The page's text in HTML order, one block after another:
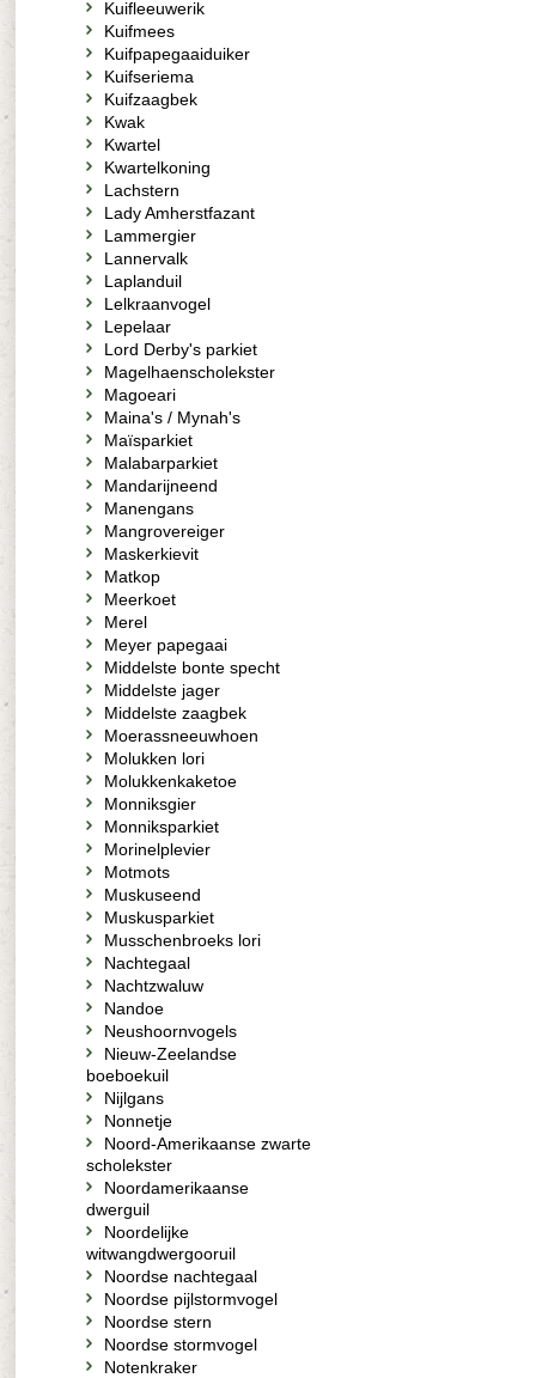
Kuifleeuwerik
Kuifmees
Kuifpapegaaiduiker
Kuifseriema
Kuifzaagbek
Kwak
Kwartel
Kwartelkoning
Lachstern
Lady Amherstfazant
Lammergier
Lannervalk
Laplanduil
Lelkraanvogel
Lepelaar
Lord Derby's parkiet
Magelhaenscholekster
Magoeari
Maina's / Mynah's
Maïsparkiet
Malabarparkiet
Mandarijneend
Manengans
Mangrovereiger
Maskerkievit
Matkop
Meerkoet
Merel
Meyer papegaai
Middelste bonte specht
Middelste jager
Middelste zaagbek
Moerassneeuwhoen
Molukken lori
Molukkenkaketoe
Monniksgier
Monniksparkiet
Morinelplevier
Motmots
Muskuseend
Muskusparkiet
Musschenbroeks lori
Nachtegaal
Nachtzwaluw
Nandoe
Neushoornvogels
Nieuw-Zeelandse
boeboekuil
Nijlgans
Nonnetje
Noord-Amerikaanse zwarte
scholekster
Noordamerikaanse
dwerguil
Noordelijke
witwangdwergooruil
Noordse nachtegaal
Noordse pijlstormvogel
Noordse stern
Noordse stormvogel
Notenkraker